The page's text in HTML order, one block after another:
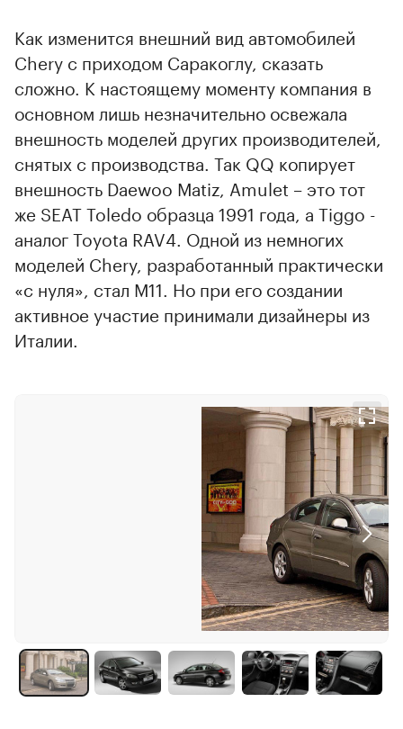
Как изменится внешний вид автомобилей
Chery с приходом Саракоглу, сказать
сложно. К настоящему моменту компания в
основном лишь незначительно освежала
внешность моделей других производителей,
снятых с производства. Так QQ копирует
внешность Daewoo Matiz, Amulet – это тот
же SEAT Toledo образца 1991 года, а Tiggo -
аналог Toyota RAV4. Одной из немногих
моделей Chery, разработанный практически
«с нуля», стал M11. Но при его создании
активное участие принимали дизайнеры из
Италии.